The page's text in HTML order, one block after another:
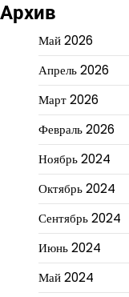
Архив
Май 2026
Апрель 2026
Март 2026
Февраль 2026
Ноябрь 2024
Октябрь 2024
Сентябрь 2024
Июнь 2024
Май 2024